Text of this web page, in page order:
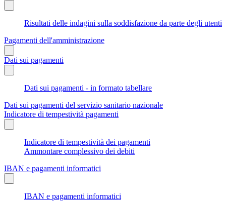
Risultati delle indagini sulla soddisfazione da parte degli utenti
Pagamenti dell'amministrazione
Dati sui pagamenti
Dati sui pagamenti - in formato tabellare
Dati sui pagamenti del servizio sanitario nazionale
Indicatore di tempestività pagamenti
Indicatore di tempestività dei pagamenti
Ammontare complessivo dei debiti
IBAN e pagamenti informatici
IBAN e pagamenti informatici